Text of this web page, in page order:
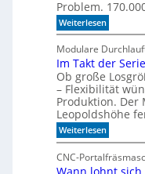
i
s
i
e
t
e
I
R
-
Problem.
Weiterlesen:
V
o
n
d
e
r
B
o
r
k
e
z
u
Modulare
Im Takt der Serie
Ob große
– Flexibilität
Produktion. Der
Leopoldshöhe
Weiterlesen:
I
m
T
CNC-